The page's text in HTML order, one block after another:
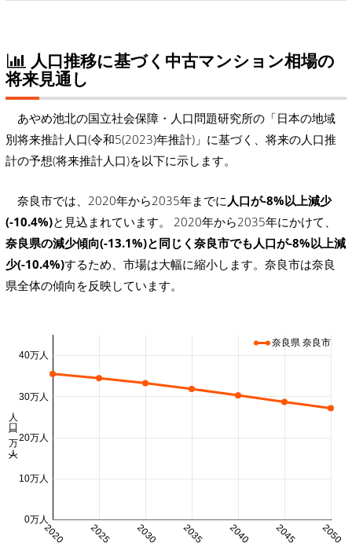
人口推移に基づく中古マンション相場の
将来見通し
あやめ池北の国立社会保障・人口問題研究所の「日本の地域
別将来推計人口(令和5(2023)年推計)」に基づく、将来の人口推
計の予想(将来推計人口)を以下に示します。
奈良市では、2020年から2035年までに 人口が-8%以上減少
(-10.4%)と見込まれています。 2020年から2035年にかけて、
奈良県の減少傾向(-13.1%)と同じく奈良市でも人口が-8%以上減
少(-10.4%)するため、市場は大幅に縮小します。奈良市は奈良
県全体の傾向を反映しています。
2020 2025 2030 2035 2040 2045 2050
0万人
10万人
20万人
30万人
40万人
人口 (万人)
奈良県 奈良市